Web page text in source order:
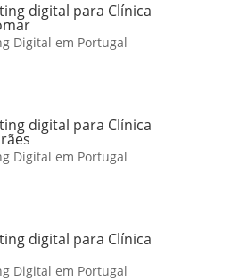
digital para Clínica
Digital em Portugal
digital para Clínica
Digital em Portugal
digital para Clínica
Digital em Portugal